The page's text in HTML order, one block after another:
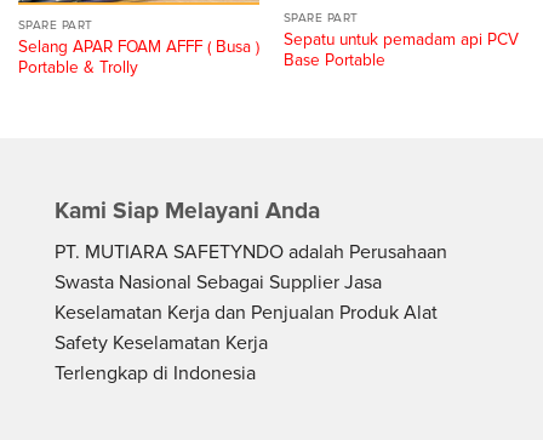
SPARE PART
Selang APAR FOAM AFFF ( Busa )
Portable & Trolly
SPARE PART
Sepatu untuk pemadam api PCV
Base Portable
Kami Siap Melayani Anda
PT. MUTIARA SAFETYNDO adalah Perusahaan
Swasta Nasional Sebagai Supplier Jasa
Keselamatan Kerja dan Penjualan Produk Alat
Safety Keselamatan Kerja
Terlengkap di Indonesia